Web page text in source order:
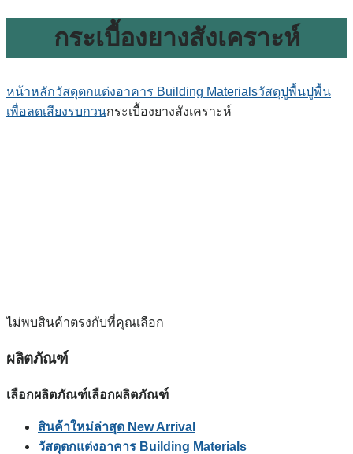
กระเบื้องยางสังเคราะห์
หน้าหลักวัสดุตกแต่งอาคาร Building Materialsวัสดุปูพื้นปูพื้น
เพื่อลดเสียงรบกวนกระเบื้องยางสังเคราะห์
ไม่พบสินค้าตรงกับที่คุณเลือก
ผลิตภัณฑ์
เลือกผลิตภัณฑ์เลือกผลิตภัณฑ์
สินค้าใหม่ล่าสุด New Arrival
วัสดุตกแต่งอาคาร Building Materials